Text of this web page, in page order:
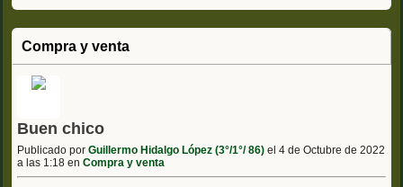
Compra y venta
Buen chico
Publicado por Guillermo Hidalgo López (3°/1°/ 86) el 4 de Octubre de 2022
a las 1:18 en Compra y venta